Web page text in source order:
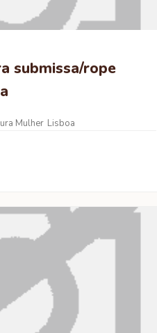
submissa/rope
Mulher Lisboa